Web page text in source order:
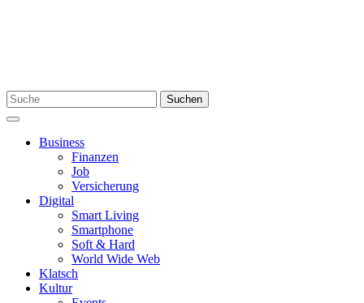
Search
for:
Suchen
Menu
Business
Finanzen
Job
Versicherung
Digital
Smart Living
Smartphone
Soft & Hard
World Wide Web
Klatsch
Kultur